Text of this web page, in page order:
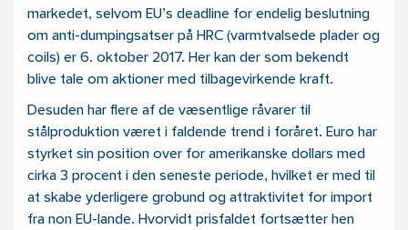
markedet, selvom EU’s deadline for endelig beslutning
om anti-dumpingsatser på HRC (varmtvalsede plader og
coils) er 6. oktober 2017. Her kan der som bekendt
blive tale om aktioner med tilbagevirkende kraft.
Desuden har flere af de væsentlige råvarer til
stålproduktion været i faldende trend i foråret. Euro har
styrket sin position over for amerikanske dollars med
cirka 3 procent i den seneste periode, hvilket er med til
at skabe yderligere grobund og attraktivitet for import
fra non EU-lande. Hvorvidt prisfaldet fortsætter hen